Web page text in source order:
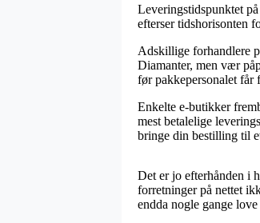
Leveringstidspunktet
efterser tidshorisonten
Adskillige forhandlere
Diamanter, men vær
før pakkepersonalet får
Enkelte e-butikker
mest betalelige
bringe din bestilling til
Det er jo efterhånden i
forretninger på nettet
endda nogle gange